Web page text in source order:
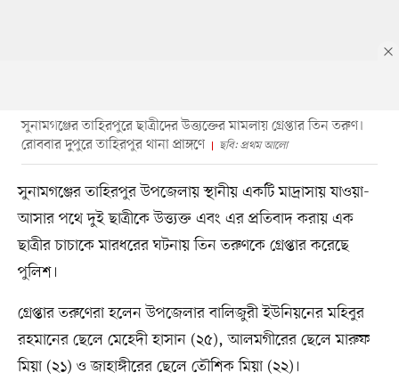
সুনামগঞ্জের তাহিরপুরে ছাত্রীদের উত্ত্যক্তের মামলায় গ্রেপ্তার তিন তরুণ।
রোববার দুপুরে তাহিরপুর থানা প্রাঙ্গণে
ছবি: প্রথম আলো
সুনামগঞ্জের তাহিরপুর উপজেলায় স্থানীয় একটি মাদ্রাসায় যাওয়া-
আসার পথে দুই ছাত্রীকে উত্ত্যক্ত এবং এর প্রতিবাদ করায় এক
ছাত্রীর চাচাকে মারধরের ঘটনায় তিন তরুণকে গ্রেপ্তার করেছে
পুলিশ।
গ্রেপ্তার তরুণেরা হলেন উপজেলার বালিজুরী ইউনিয়নের মহিবুর
রহমানের ছেলে মেহেদী হাসান (২৫), আলমগীরের ছেলে মারুফ
মিয়া (২১) ও জাহাঙ্গীরের ছেলে তৌশিক মিয়া (২২)।